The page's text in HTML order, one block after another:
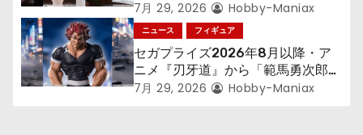
す～』から「ロキシー」のフィギュ
アが登場！
7月 29, 2026 Hobby-Maniax
ニュース フィギュア
セガプライズ2026年8月以降・ア
ニメ『刃牙道』から「範馬勇次郎」
が登場ッッ!!
7月 29, 2026 Hobby-Maniax